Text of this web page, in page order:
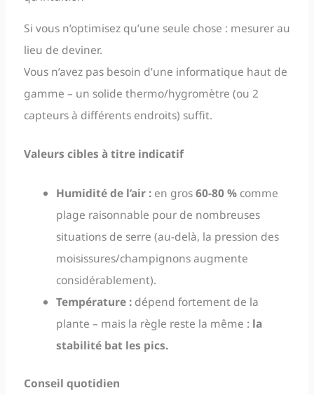
Si vous n’optimisez qu’une seule chose : mesurer au
lieu de deviner.
Vous n’avez pas besoin d’une informatique haut de
gamme – un solide thermo/hygromètre (ou 2
capteurs à différents endroits) suffit.
Valeurs cibles à titre indicatif
Humidité de l’air : en gros60-80 % comme
plage raisonnable pour de nombreuses
situations de serre (au-delà, la pression des
moisissures/champignons augmente
considérablement).
Température : dépend fortement de la
plante – mais la règle reste la même : la
stabilité bat les pics.
Conseil quotidien